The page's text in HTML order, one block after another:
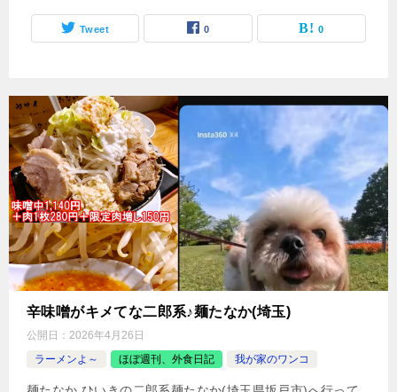
Tweet 0 0
辛味噌がキメてな二郎系♪麺たなか(埼玉)
公開日： 2026年4月26日
ラーメンよ～
ほぼ週刊、外食日記 我が家のワンコ